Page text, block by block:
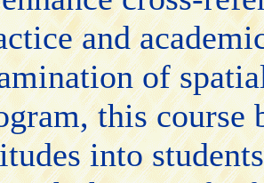
and
of
this course
into